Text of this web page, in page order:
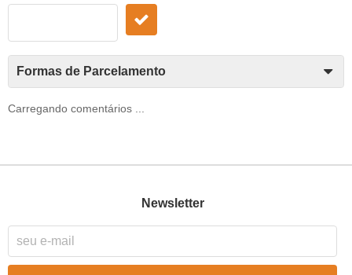
Formas de Parcelamento
Carregando comentários ...
Newsletter